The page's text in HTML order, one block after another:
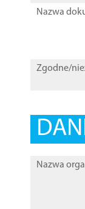
Nazwa
Zgodne/
Nazwa